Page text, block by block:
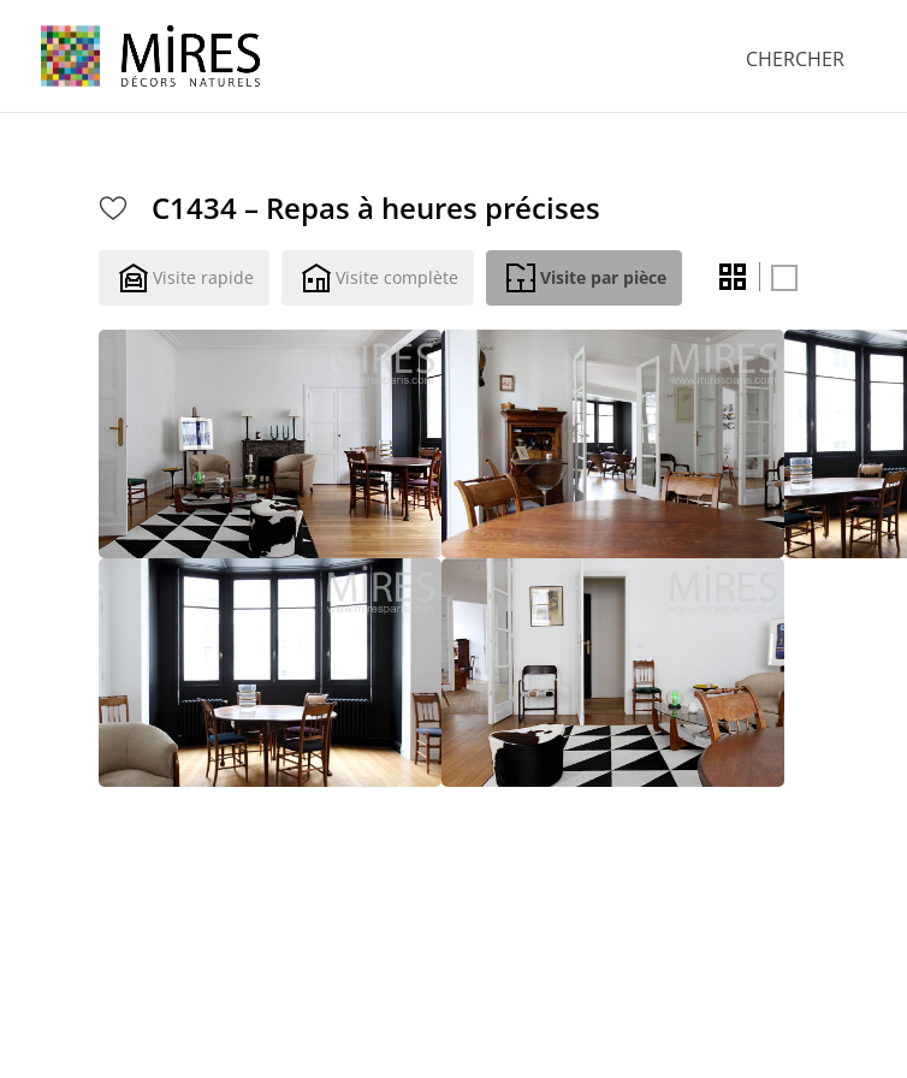
CHERCHER
C1434 – Repas à heures précises
Visite rapide Visite complète Visite par pièce